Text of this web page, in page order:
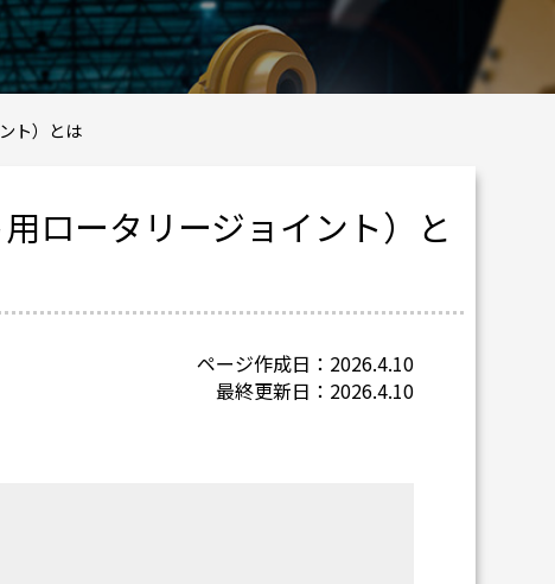
ト）とは
ロータリージョイント）と
ページ作成日：2026.4.10
最終更新日：2026.4.10